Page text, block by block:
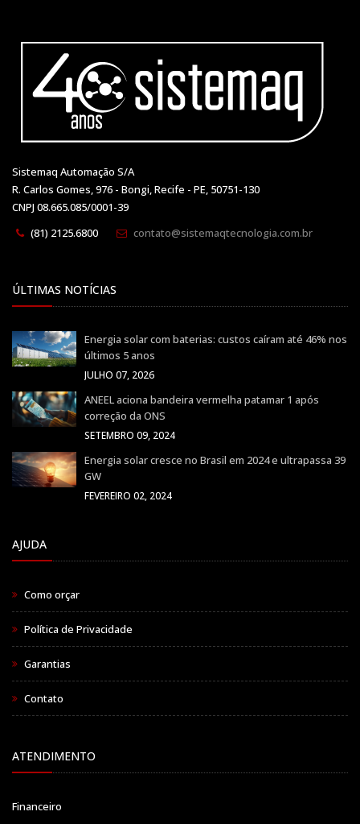
Sistemaq Automação S/A
R. Carlos Gomes, 976 - Bongi, Recife - PE, 50751-130
CNPJ 08.665.085/0001-39
(81) 2125.6800
contato@sistemaqtecnologia.com.br
ÚLTIMAS NOTÍCIAS
Energia solar com baterias: custos caíram até 46% nos
últimos 5 anos
JULHO 07, 2026
ANEEL aciona bandeira vermelha patamar 1 após
correção da ONS
SETEMBRO 09, 2024
Energia solar cresce no Brasil em 2024 e ultrapassa 39
GW
FEVEREIRO 02, 2024
AJUDA
Como orçar
Política de Privacidade
Garantias
Contato
ATENDIMENTO
Financeiro